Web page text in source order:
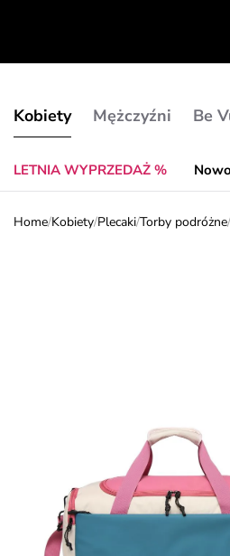
Kobiety
LETNIA WYPRZEDAŻ %
Mężczyźni Be
Home/Kobiety/Plecaki/Torby podróżne/